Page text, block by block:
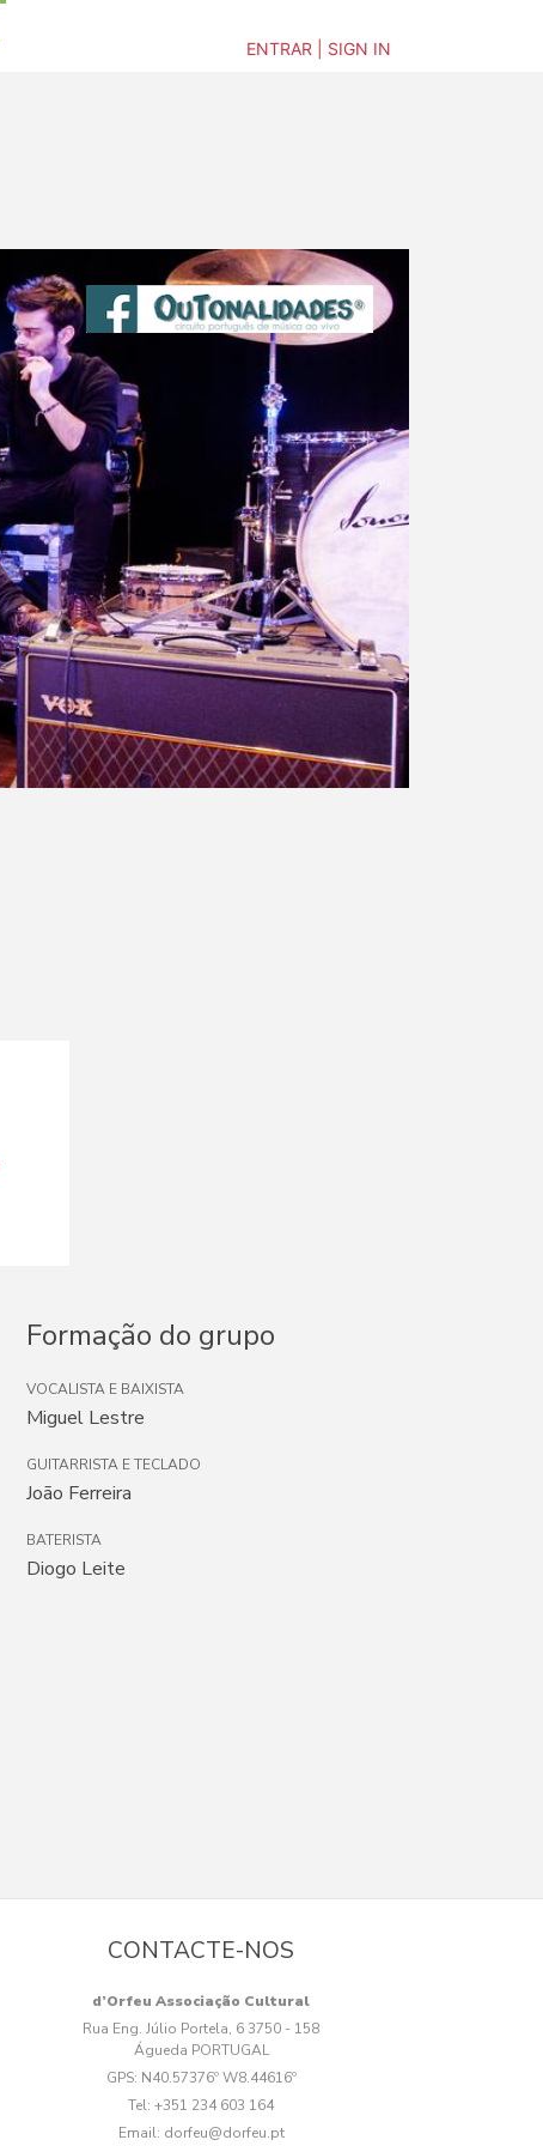
ENTRAR | SIGN IN
Formação do grupo
VOCALISTA E BAIXISTA
Miguel Lestre
GUITARRISTA E TECLADO
João Ferreira
BATERISTA
Diogo Leite
CONTACTE-NOS
d’Orfeu Associação Cultural
Rua Eng. Júlio Portela, 6 3750 - 158
Águeda PORTUGAL
GPS: N40.57376º W8.44616º
Tel:+351 234 603 164
Email: dorfeu@dorfeu.pt